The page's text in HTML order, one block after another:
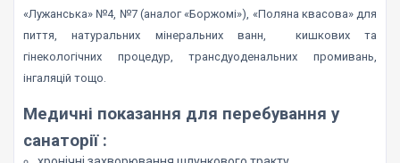
«Лужанська» №4, №7 (аналог «Боржомі»), «Поляна квасова» для
пиття, натуральних мінеральних ванн, кишкових та
гінекологічних процедур, трансдуоденальних промивань,
інгаляцій тощо.
Медичні показання для перебування у
санаторії :